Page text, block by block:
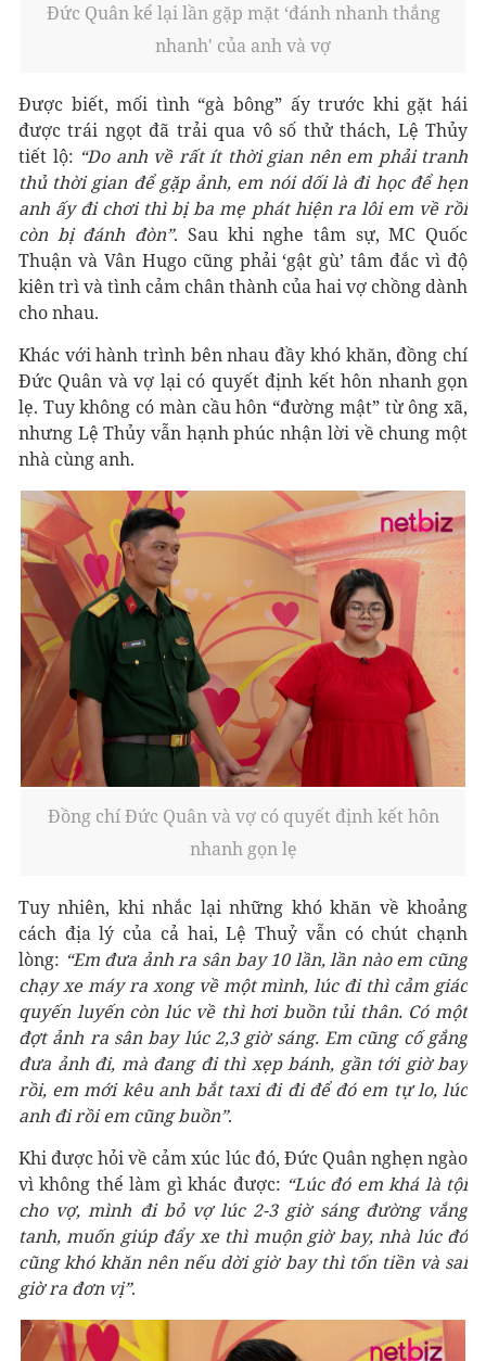
Đức Quân kể lại lần gặp mặt ‘đánh nhanh thắng
nhanh' của anh và vợ
Được biết, mối tình “gà bông” ấy trước khi gặt hái
được trái ngọt đã trải qua vô số thử thách, Lệ Thủy
tiết lộ: “Do anh về rất ít thời gian nên em phải tranh
thủ thời gian để gặp ảnh, em nói dối là đi học để hẹn
anh ấy đi chơi thì bị ba mẹ phát hiện ra lôi em về rồi
còn bị đánh đòn”. Sau khi nghe tâm sự, MC Quốc
Thuận và Vân Hugo cũng phải ‘gật gù’ tâm đắc vì độ
kiên trì và tình cảm chân thành của hai vợ chồng dành
cho nhau.
Khác với hành trình bên nhau đầy khó khăn, đồng chí
Đức Quân và vợ lại có quyết định kết hôn nhanh gọn
lẹ. Tuy không có màn cầu hôn “đường mật” từ ông xã,
nhưng Lệ Thủy vẫn hạnh phúc nhận lời về chung một
nhà cùng anh.
Đồng chí Đức Quân và vợ có quyết định kết hôn
nhanh gọn lẹ
Tuy nhiên, khi nhắc lại những khó khăn về khoảng
cách địa lý của cả hai, Lệ Thuỷ vẫn có chút chạnh
lòng: “Em đưa ảnh ra sân bay 10 lần, lần nào em cũng
chạy xe máy ra xong về một mình, lúc đi thì cảm giác
quyến luyến còn lúc về thì hơi buồn tủi thân. Có một
đợt ảnh ra sân bay lúc 2,3 giờ sáng. Em cũng cố gắng
đưa ảnh đi, mà đang đi thì xẹp bánh, gần tới giờ bay
rồi, em mới kêu anh bắt taxi đi đi để đó em tự lo, lúc
anh đi rồi em cũng buồn”.
Khi được hỏi về cảm xúc lúc đó, Đức Quân nghẹn ngào
vì không thể làm gì khác được: “Lúc đó em khá là tội
cho vợ, mình đi bỏ vợ lúc 2-3 giờ sáng đường vắng
tanh, muốn giúp đẩy xe thì muộn giờ bay, nhà lúc đó
cũng khó khăn nên nếu dời giờ bay thì tốn tiền và sai
giờ ra đơn vị”.